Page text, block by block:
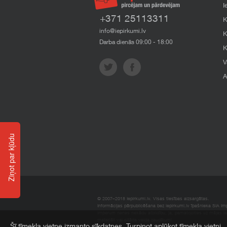
+371 25113311
info@iepirkumi.lv
Darba dienās 09:00 - 18:00
© 2007–2018 Iepirkumi.lv. Visas tiesības aizsargātas.
Informācijas pārpublicēšana bez iepirkumi.lv īpašnieka SIA
Ziņot par kļūdu